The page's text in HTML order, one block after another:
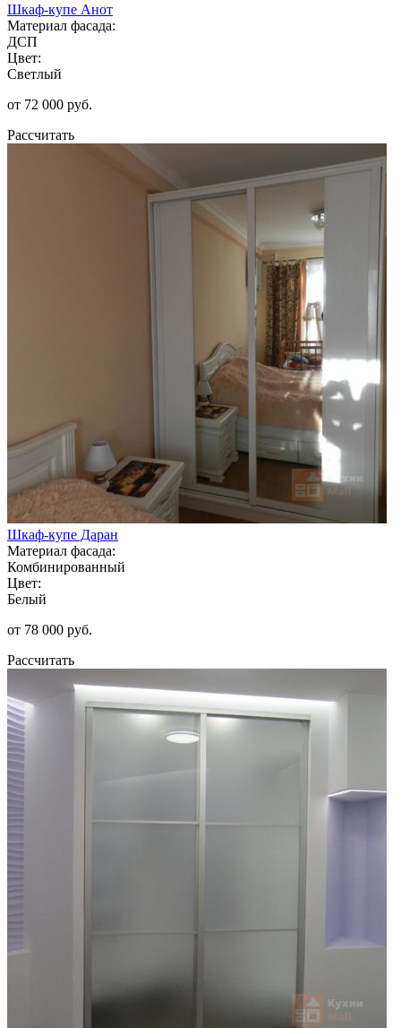
Шкаф-купе Анот
Материал фасада:
ДСП
Цвет:
Светлый
от 72 000 руб.
Рассчитать
Шкаф-купе Даран
Материал фасада:
Комбинированный
Цвет:
Белый
от 78 000 руб.
Рассчитать